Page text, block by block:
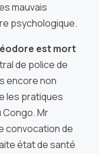
mauvais
psychologique.
est mort
de police de
encore non
les pratiques
Congo. Mr
convocation de
état de santé